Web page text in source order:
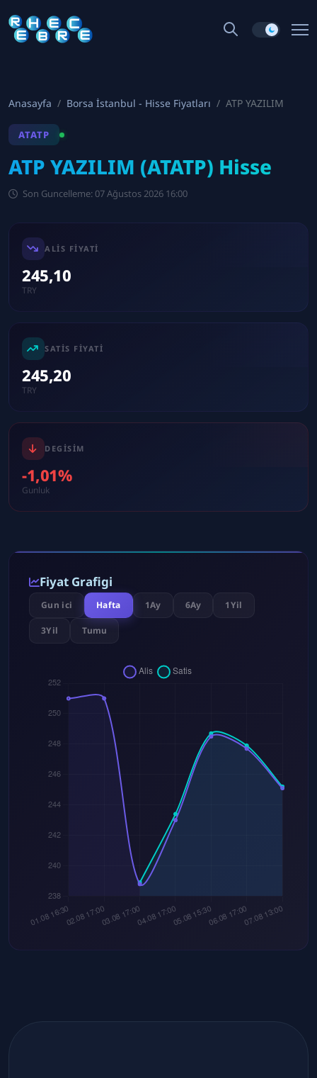
Anasayfa Borsa İstanbul - Hisse Fiyatları ATP YAZILIM
ATATP
ATP YAZILIM (ATATP) Hisse
Son Guncelleme: 07 Ağustos 2026 16:00
ALIS FIYATI
245,10
TRY
SATIS FIYATI
245,20
TRY
DEGISIM
-1,01%
Gunluk
Fiyat Grafigi
Gun ici Hafta 1Ay 6Ay 1Yil
3Yil Tumu